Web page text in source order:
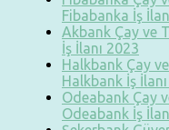
Fibabanka İş
Akbank Çay ve
İş İlanı 2023
Halkbank Çay
Halkbank İş
Odeabank Çay
Odeabank İş